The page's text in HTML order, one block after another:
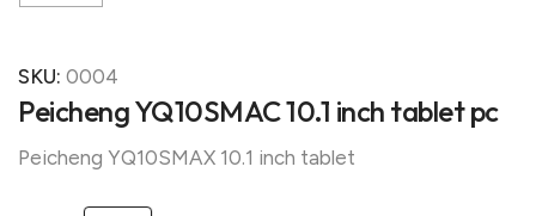
SKU: 0004
Peicheng YQ10SMAC 10.1 inch tablet pc
Peicheng YQ10SMAX 10.1 inch tablet